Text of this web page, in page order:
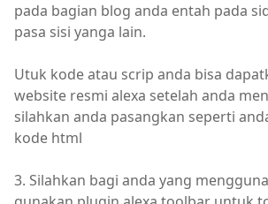
pada bagian blog anda entah pada
pasa sisi yanga lain.
Utuk kode atau scrip anda bisa
website resmi alexa setelah anda
silahkan anda pasangkan seperti
kode html
3. Silahkan bagi anda yang